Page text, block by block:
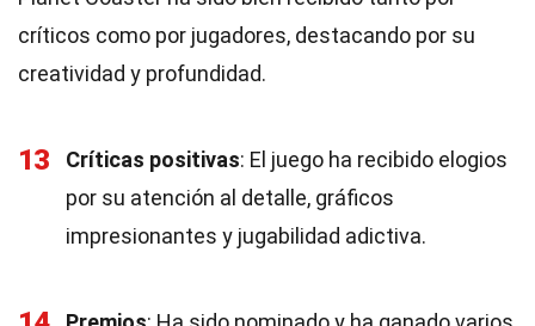
críticos como por jugadores, destacando por su
creatividad y profundidad.
13 Críticas positivas: El juego ha recibido elogios
por su atención al detalle, gráficos
impresionantes y jugabilidad adictiva.